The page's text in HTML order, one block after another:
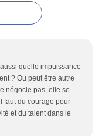
quelle impuissance
? Ou peut être autre
négocie pas, elle se
faut du courage pour
et du talent dans le